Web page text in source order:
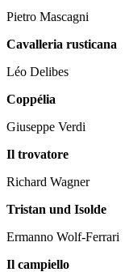
Pietro Mascagni
Cavalleria rusticana
Léo Delibes
Coppélia
Giuseppe Verdi
Il trovatore
Richard Wagner
Tristan und Isolde
Ermanno Wolf-Ferrari
Il campiello